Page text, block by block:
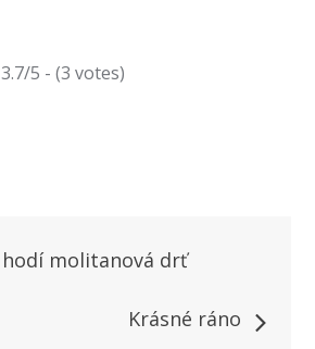
3.7/5 - (3 votes)
hodí molitanová drť
Krásné ráno